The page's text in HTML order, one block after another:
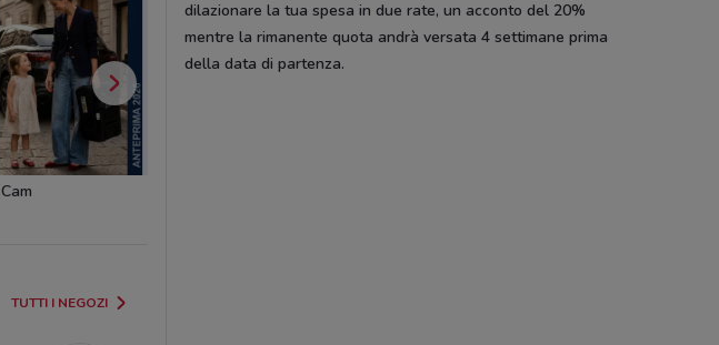
Cam
TUTTI I NEGOZI
dilazionare la tua spesa in due rate, un acconto del 20%
mentre la rimanente quota andrà versata 4 settimane prima
della data di partenza.